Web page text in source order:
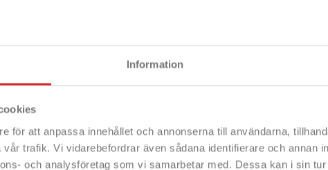
Information
för att anpassa innehållet och annonserna till användarna,
trafik. Vi vidarebefordrar även sådana identifierare och annan
och analysföretag som vi samarbetar med. Dessa kan i sin
prisbevidste forbruger, der stadig
Produkter med en
en generelt
Der er fuld garanti
uanset deres klasse.
Hvis du ikke er
eller refunderer vi